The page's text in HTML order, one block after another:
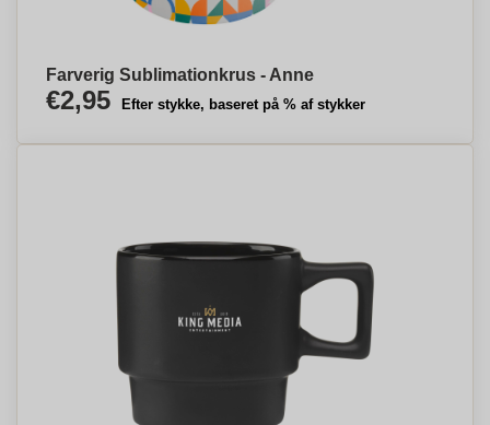
Farverig Sublimationkrus - Anne
€2,95 Efter stykke, baseret på % af stykker